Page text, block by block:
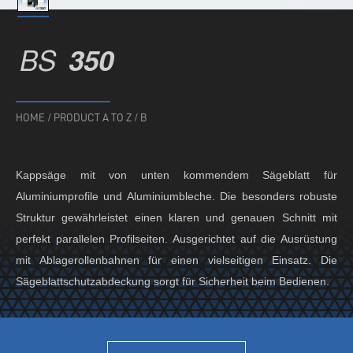
BS 350
HOME / PRODUCT A TO Z / B
Kappsäge mit von unten kommendem Sägeblatt für
Aluminiumprofile und Aluminiumbleche. Die besonders robuste
Struktur gewährleistet einen klaren und genauen Schnitt mit
perfekt parallelen Profilseiten. Ausgerichtet auf die Ausrüstung
mit Ablagerollenbahnen für einen vielseitigen Einsatz. Die
Sägeblattschutzabdeckung sorgt für Sicherheit beim Bedienen.